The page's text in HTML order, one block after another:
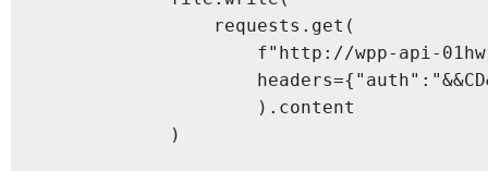
                requests.get(
f"http://wpp-api-
                    ).content
            )